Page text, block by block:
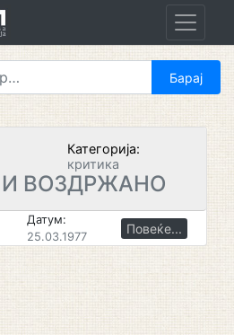
Категорија:
критика
ВОЗДРЖАНО
Датум:
25.03.1977
Повеќе...